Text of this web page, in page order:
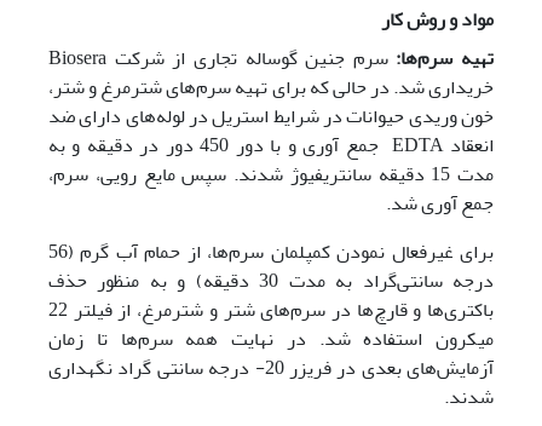
مواد و روش کار
تهیه سرم‌ها:
سرم جنین گوساله تجاری از شرکت Biosera
خریداری شد. در حالی که برای تهیه سرم‌‌های شترمرغ و شتر،
خون وریدی حیوانات در شرایط استریل در لوله‌‌های دارای ضد
انعقاد EDTA جمع آوری و با دور 450 دور در دقیقه و به
مدت 15 دقیقه سانتریفیوژ شدند. سپس مایع رویی، سرم،
جمع آوری شد.
برای غیرفعال نمودن کمپلمان سرم‌ها، از حمام آب گرم (56
درجه سانتی‌گراد به مدت 30 دقیقه) و به منظور حذف
باکتری‌ها و قارچ‌ها در سرم‌‌های شتر و شترمرغ، از فیلتر 22
میکرون استفاده شد. در نهایت همه سرم‌ها تا زمان
آزمایش‌های بعدی در فریزر 20- درجه سانتی گراد نگهداری
شدند.